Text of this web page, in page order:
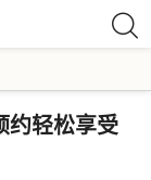
约轻松享受